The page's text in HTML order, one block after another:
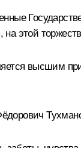
на этой
высшим